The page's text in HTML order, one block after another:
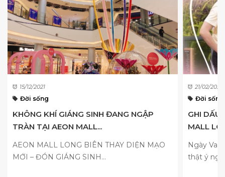
15/12/2021
Đời sống
KHÔNG KHÍ GIÁNG SINH ĐANG NGẬP
TRÀN TẠI AEON MALL...
AEON MALL LONG BIÊN THAY DIỆN MẠO
MỚI – ĐÓN GIÁNG SINH...
21/02/2023
Đời sống
GHI DẤU
MALL
Ngày
thật ý